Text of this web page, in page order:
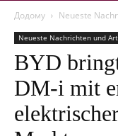
Додому Neueste
Neueste Nachrichten und
BYD
DM-i mit